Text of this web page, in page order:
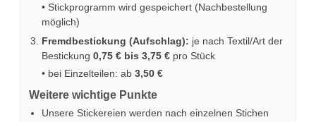
• Stickprogramm wird gespeichert (Nachbestellung
möglich)
Fremdbestickung (Aufschlag): je nach Textil/Art der
Bestickung 0,75 € bis 3,75 € pro Stück
• bei Einzelteilen: ab 3,50 €
Weitere wichtige Punkte
Unsere Stickereien werden nach einzelnen Stichen